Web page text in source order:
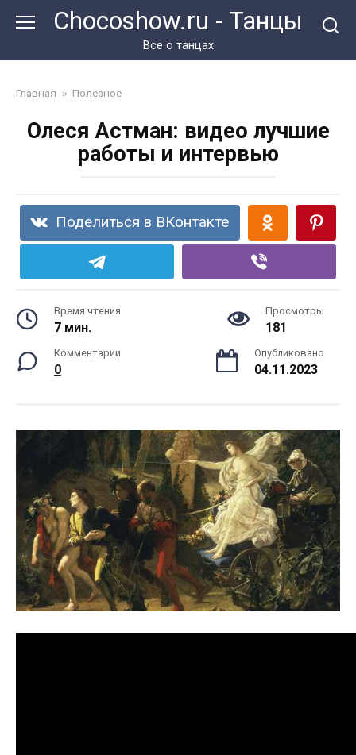
Chocoshow.ru - Танцы
Все о танцах
Главная » Полезное
Олеся Астман: видео лучшие
работы и интервью
Поделиться в ВКонтакте
Время чтения
7 мин.
Просмотры
181
Комментарии
0
Опубликовано
04.11.2023